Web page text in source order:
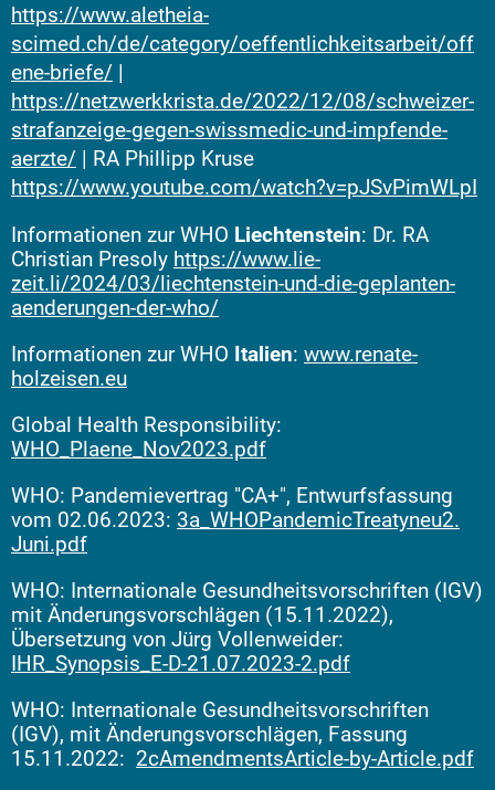
https://www.aletheia-
scimed.ch/de/category/oeffentlichkeitsarbeit/off
ene-briefe/ |
https://netzwerkkrista.de/2022/12/08/schweizer-
strafanzeige-gegen-swissmedic-und-impfende-
aerzte/ | RA Phillipp Kruse
https://www.youtube.com/watch?v=pJSvPimWLpI
Informationen zur WHO Liechtenstein: Dr. RA
Christian Presoly https://www.lie-
zeit.li/2024/03/liechtenstein-und-die-geplanten-
aenderungen-der-who/
Informationen zur WHO Italien: www.renate-
holzeisen.eu
Global Health Responsibility:
WHO_Plaene_Nov2023.pdf
WHO: Pandemievertrag "CA+", Entwurfsfassung
vom 02.06.2023: 3a_WHOPandemicTreatyneu2.
Juni.pdf
WHO: Internationale Gesundheitsvorschriften (IGV)
mit Änderungsvorschlägen (15.11.2022),
Übersetzung von Jürg Vollenweider:
IHR_Synopsis_E-D-21.07.2023-2.pdf
WHO: Internationale Gesundheitsvorschriften
(IGV), mit Änderungsvorschlägen, Fassung
15.11.2022: 2cAmendmentsArticle-by-Article.pdf